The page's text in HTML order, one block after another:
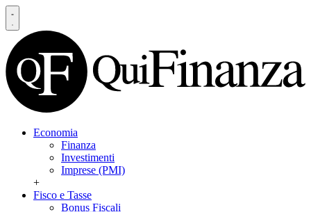
Economia
Finanza
Investimenti
Imprese (PMI)
+
Fisco e Tasse
Bonus Fiscali